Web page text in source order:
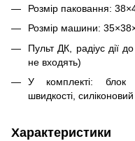
Розмір паковання:
Розмір машини:
Пульт ДК, радіус дії
не входять)
У комплекті: блок
швидкості,
Характеристики